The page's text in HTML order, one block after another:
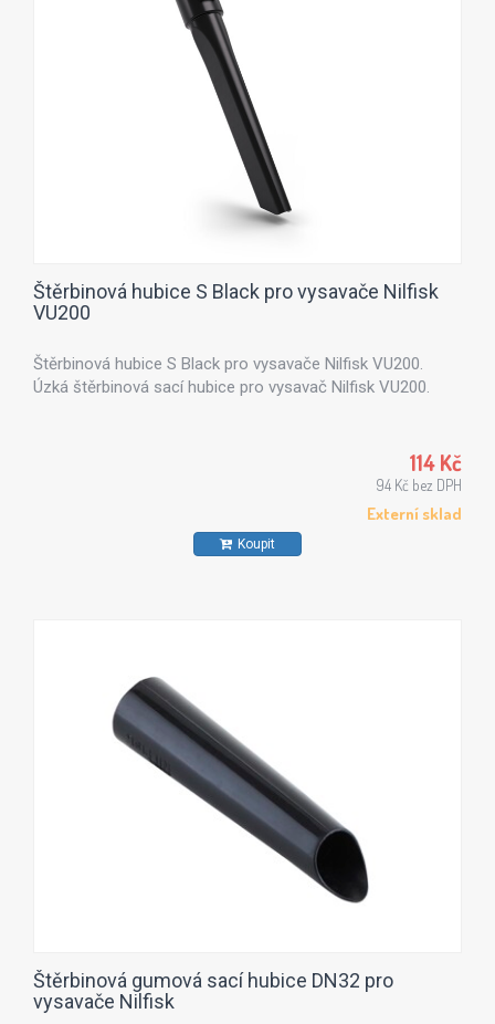
Štěrbinová hubice S Black pro vysavače Nilfisk
VU200
Štěrbinová hubice S Black pro vysavače Nilfisk VU200.
Úzká štěrbinová sací hubice pro vysavač Nilfisk VU200.
114 Kč
94 Kč bez DPH
Externí sklad
Koupit
Štěrbinová gumová sací hubice DN32 pro
vysavače Nilfisk